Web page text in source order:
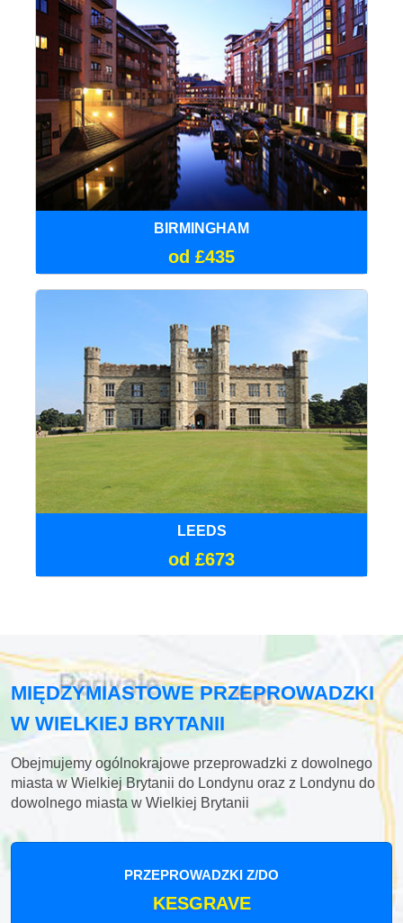
BIRMINGHAM
od £435
LEEDS
od £673
MIĘDZYMIASTOWE PRZEPROWADZKI
W WIELKIEJ BRYTANII
Obejmujemy ogólnokrajowe przeprowadzki z dowolnego
miasta w Wielkiej Brytanii do Londynu oraz z Londynu do
dowolnego miasta w Wielkiej Brytanii
PRZEPROWADZKI Z/DO
KESGRAVE